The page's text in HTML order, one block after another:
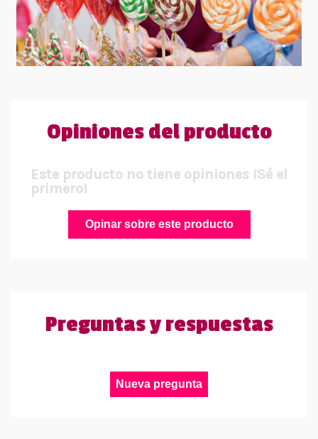
Opiniones del producto
Este producto no tiene opiniones ¡Sé el
primero!
Opinar sobre este producto
Preguntas y respuestas
Nueva pregunta